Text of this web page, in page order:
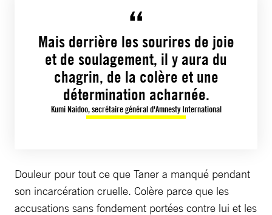
Mais derrière les sourires de joie
et de soulagement, il y aura du
chagrin, de la colère et une
détermination acharnée.
Kumi Naidoo, secrétaire général d'Amnesty International
Douleur pour tout ce que Taner a manqué pendant
son incarcération cruelle. Colère parce que les
accusations sans fondement portées contre lui et les